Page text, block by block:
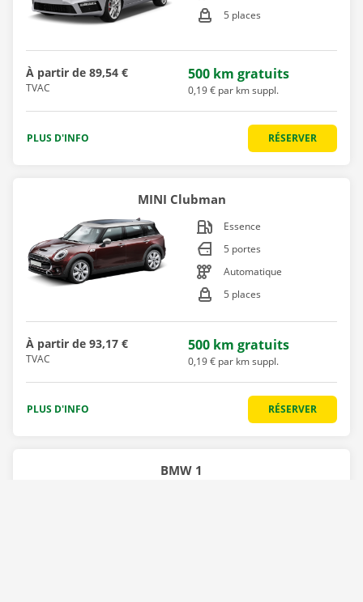
5 places
À partir de 89,54 €
TVAC
500 km gratuits
0,19 € par km suppl.
PLUS D'INFO RÉSERVER
MINI Clubman
Essence
5 portes
Automatique
5 places
À partir de 93,17 €
TVAC
500 km gratuits
0,19 € par km suppl.
PLUS D'INFO RÉSERVER
BMW 1